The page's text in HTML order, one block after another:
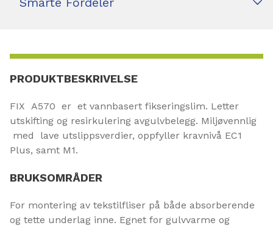
PRODUKTBESKRIVELSE
FIX A570 er et vannbasert fikseringslim. Letter
utskifting og resirkulering avgulvbelegg. Miljøvennlig
med lave utslippsverdier, oppfyller kravnivå EC1
Plus, samt M1.
BRUKSOMRÅDER
For montering av tekstilfliser på både absorberende
og tette underlag inne. Egnet for gulvvarme og